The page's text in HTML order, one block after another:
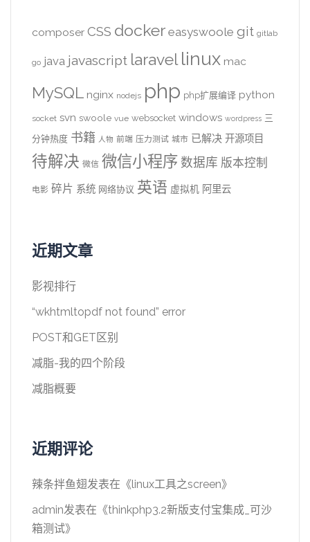
composer CSS docker easyswoole git gitlab
go java javascript laravel linux mac
MySQL nginx nodejs php php扩展编译 python
socket svn swoole vue websocket windows wordpress 三
分钟热度 书籍 人物 前端 压力测试 城市 已解决 开源项目
待解决 微信 微信小程序 数据库 版本控制
电影 碎片 系统 网络协议 英语 虚拟机 阿里云
近期文章
影视排行
“wkhtmltopdf not found” error
POST和GET区别
减脂-我的四个阶段
减脂概要
近期评论
辣条拌鱼翅发表在《linux工具之screen》
admin发表在《thinkphp3.2新版支付宝集成_可沙
箱测试》